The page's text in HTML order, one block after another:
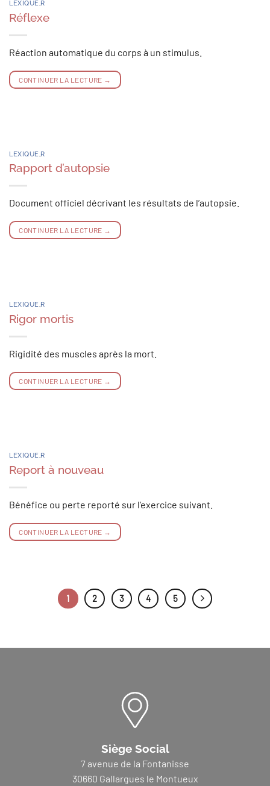
LEXIQUE,R
Réflexe
Réaction automatique du corps à un stimulus.
CONTINUER LA LECTURE →
LEXIQUE R
Rapport d’autopsie
Document officiel décrivant les résultats de l’autopsie.
CONTINUER LA LECTURE →
LEXIQUE,R
Rigor mortis
Rigidité des muscles après la mort.
CONTINUER LA LECTURE →
LEXIQUE,R
Report à nouveau
Bénéfice ou perte reporté sur l’exercice suivant.
CONTINUER LA LECTURE →
1 2 3 4 5
Siège Social
7 avenue de la Fontanisse
30660 Gallargues le Montueux